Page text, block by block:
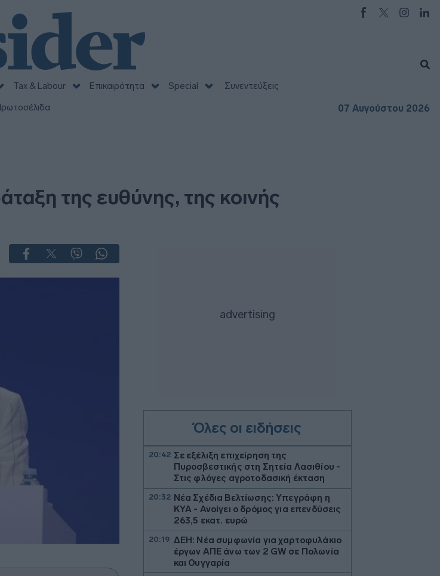
Tax & Labour Επικαιρότητα Special
Συνεντεύξεις
07 Αυγούστου 2026
της ευθύνης, της κοινής
Όλες οι ειδήσεις
20:42 Σε εξέλιξη επιχείρηση της
Πυροσβεστικής στη Σητεία Λασιθίου -
Στις φλόγες αγροτοδασική έκταση
20:32 Νέα Σχέδια Βελτίωσης: Υπεγράφη η
ΚΥΑ - Ανοίγει ο δρόμος για επενδύσεις
263,5 εκατ. ευρώ
20:19 ΔΕΗ: Νέα συμφωνία για χαρτοφυλάκιο
έργων ΑΠΕ άνω των 2 GW σε Πολωνία
και Ουγγαρία